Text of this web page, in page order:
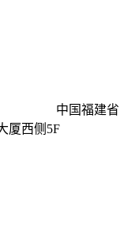
中国福建省
厦西侧5F